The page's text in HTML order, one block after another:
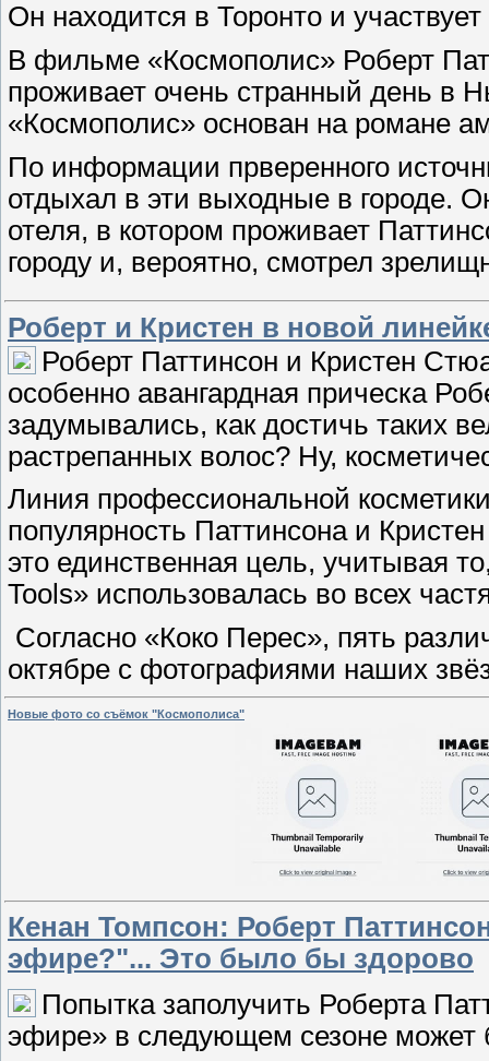
Он находится в Торонто и
В фильме «Космополис» Роберт
проживает очень странный день в
«Космополис» основан на романе
По информации прверенного
отдыхал в эти выходные в городе.
отеля, в котором проживает
городу и, вероятно, смотрел
Роберт и Кристен в новой
Роберт Паттинсон и Кристен
особенно авангардная прическа
задумывались, как достичь таких
растрепанных волос? Ну,
Линия профессиональной
популярность Паттинсона и
это единственная цель, учитывая
Tools» использовалась во всех
Согласно «Коко Перес», пять
октябре с фотографиями наших
Новые фото со съёмок "Космополиса"
Кенан Томпсон: Роберт
эфире?"... Это было бы здорово
Попытка заполучить Роберта
эфире» в следующем сезоне может